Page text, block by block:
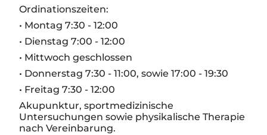
Ordinationszeiten:
• Montag 7:30 - 12:00
• Dienstag 7:00 - 12:00
• Mittwoch geschlossen
• Donnerstag 7:30 - 11:00, sowie 17:00 - 19:30
• Freitag 7:30 - 12:00
Akupunktur, sportmedizinische
Untersuchungen sowie physikalische Therapie
nach Vereinbarung.